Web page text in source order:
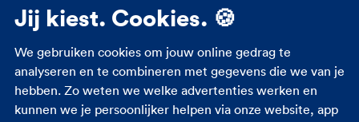
Meestal familiebedrijfjes die al jaren bestaan en
verstopt zitten in kleine straatjes en woonwijkjes.
In Leeuwarden zit Garage van den Berg. Midden in
een oud, karakteristiek straatje, vlakbij de Grote of
Jij kiest. Cookies. 🍪
We gebruiken cookies om jouw online gedrag te
analyseren en te combineren met gegevens die we van je
hebben. Zo weten we welke advertenties werken en
kunnen we je persoonlijker helpen via onze website, app